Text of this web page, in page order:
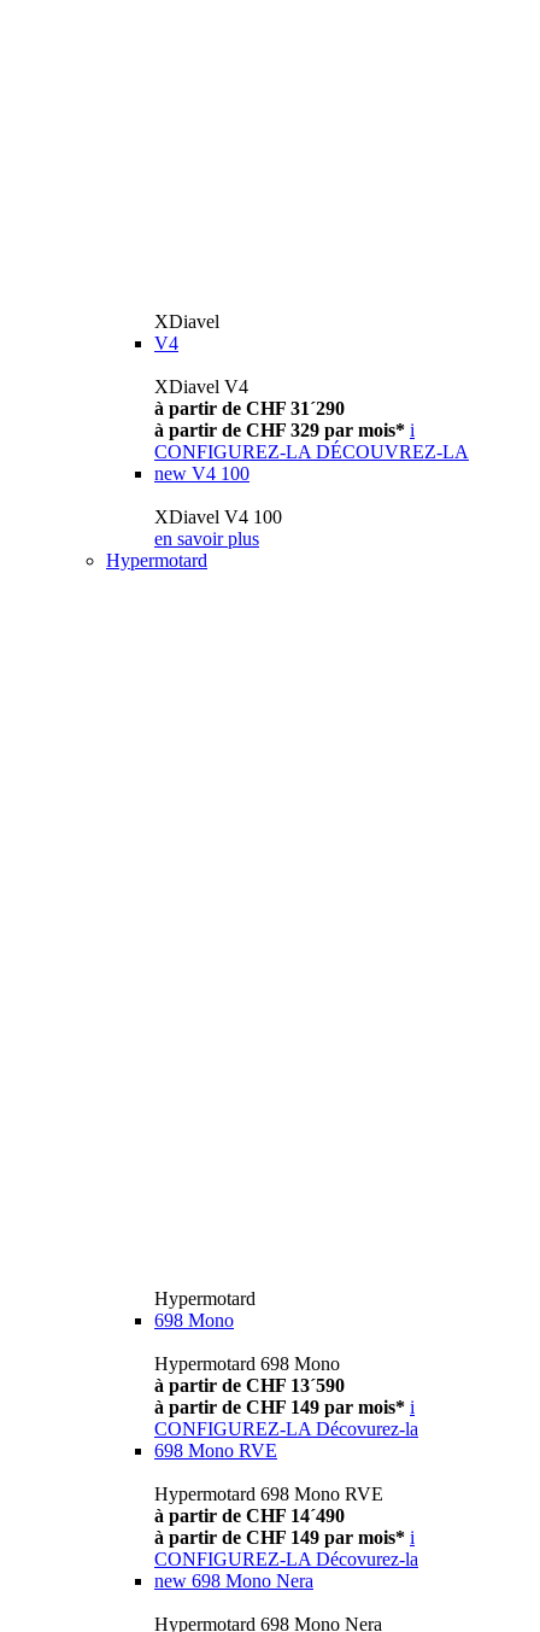
XDiavel
V4
XDiavel V4
à partir de CHF 31´290
à partir de CHF 329 par mois* i
CONFIGUREZ-LA DÉCOUVREZ-LA
new V4 100
XDiavel V4 100
en savoir plus
Hypermotard
Hypermotard
698 Mono
Hypermotard 698 Mono
à partir de CHF 13´590
à partir de CHF 149 par mois* i
CONFIGUREZ-LA Décovurez-la
698 Mono RVE
Hypermotard 698 Mono RVE
à partir de CHF 14´490
à partir de CHF 149 par mois* i
CONFIGUREZ-LA Décovurez-la
new 698 Mono Nera
Hypermotard 698 Mono Nera